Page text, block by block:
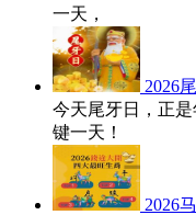
一天，
2026
今天尾牙日，正
键一天！
2026